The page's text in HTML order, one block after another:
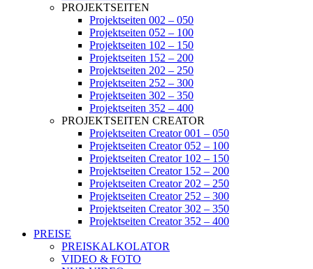
PROJEKTSEITEN
Projektseiten 002 – 050
Projektseiten 052 – 100
Projektseiten 102 – 150
Projektseiten 152 – 200
Projektseiten 202 – 250
Projektseiten 252 – 300
Projektseiten 302 – 350
Projektseiten 352 – 400
PROJEKTSEITEN CREATOR
Projektseiten Creator 001 – 050
Projektseiten Creator 052 – 100
Projektseiten Creator 102 – 150
Projektseiten Creator 152 – 200
Projektseiten Creator 202 – 250
Projektseiten Creator 252 – 300
Projektseiten Creator 302 – 350
Projektseiten Creator 352 – 400
PREISE
PREISKALKOLATOR
VIDEO & FOTO